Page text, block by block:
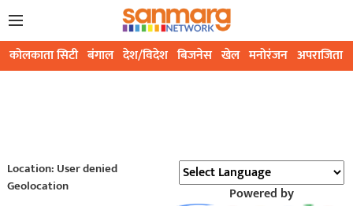
कोलकाता सिटी बंगाल देश/विदेश बिजनेस खेल मनोरंजन अपराजिता
Location: User denied
Geolocation
Powered by